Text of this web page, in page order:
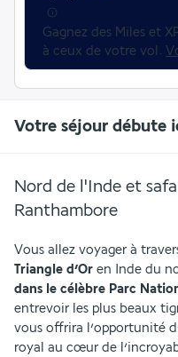
Gagnez des Miles et
à ceux de votre vol.
Votre séjour débute
Nord de l'Inde et
Ranthambore
Vous allez voyager à
Triangle d’Or en Inde du
dans le célèbre Parc
entrevoir les plus beaux
vous offrira l’opportunité
royal au cœur de